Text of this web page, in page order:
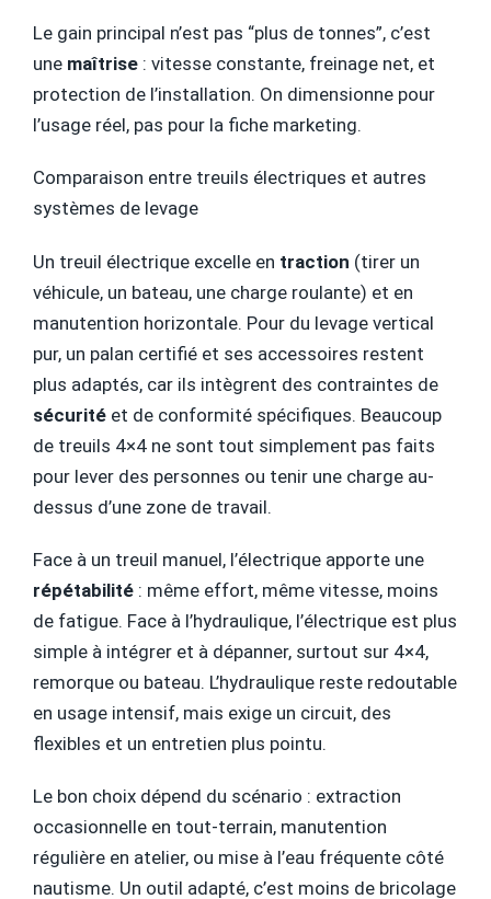
Le gain principal n’est pas “plus de tonnes”, c’est
une maîtrise : vitesse constante, freinage net, et
protection de l’installation. On dimensionne pour
l’usage réel, pas pour la fiche marketing.
Comparaison entre treuils électriques et autres
systèmes de levage
Un treuil électrique excelle en traction (tirer un
véhicule, un bateau, une charge roulante) et en
manutention horizontale. Pour du levage vertical
pur, un palan certifié et ses accessoires restent
plus adaptés, car ils intègrent des contraintes de
sécurité et de conformité spécifiques. Beaucoup
de treuils 4×4 ne sont tout simplement pas faits
pour lever des personnes ou tenir une charge au-
dessus d’une zone de travail.
Face à un treuil manuel, l’électrique apporte une
répétabilité : même effort, même vitesse, moins
de fatigue. Face à l’hydraulique, l’électrique est plus
simple à intégrer et à dépanner, surtout sur 4×4,
remorque ou bateau. L’hydraulique reste redoutable
en usage intensif, mais exige un circuit, des
flexibles et un entretien plus pointu.
Le bon choix dépend du scénario : extraction
occasionnelle en tout-terrain, manutention
régulière en atelier, ou mise à l’eau fréquente côté
nautisme. Un outil adapté, c’est moins de bricolage